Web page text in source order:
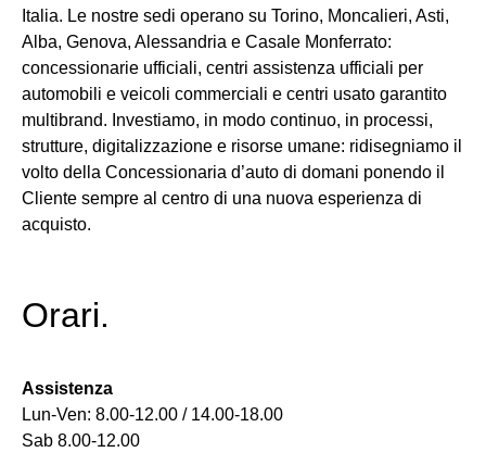
Italia. Le nostre sedi operano su Torino, Moncalieri, Asti,
Alba, Genova, Alessandria e Casale Monferrato:
concessionarie ufficiali, centri assistenza ufficiali per
automobili e veicoli commerciali e centri usato garantito
multibrand. Investiamo, in modo continuo, in processi,
strutture, digitalizzazione e risorse umane: ridisegniamo il
volto della Concessionaria d’auto di domani ponendo il
Cliente sempre al centro di una nuova esperienza di
acquisto.
Orari.
Assistenza
Lun-Ven: 8.00-12.00 / 14.00-18.00
Sab 8.00-12.00